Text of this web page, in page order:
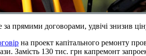
договорами, удвічі знизив
на проект капітального ремонту
Замість 130 тис. грн капремонт